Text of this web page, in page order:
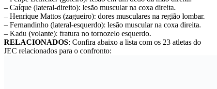
– Caíque (lateral-direito): lesão muscular na coxa direita.
– Henrique Mattos (zagueiro): dores musculares na região lombar.
– Fernandinho (lateral-esquerdo): lesão muscular na coxa direita.
– Kadu (volante): fratura no tornozelo esquerdo.
RELACIONADOS: Confira abaixo a lista com os 23 atletas do
JEC relacionados para o confronto: